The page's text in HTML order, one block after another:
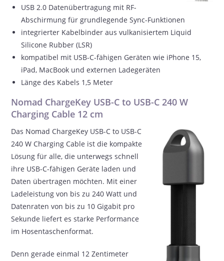
USB 2.0 Datenübertragung mit RF-
Abschirmung für grundlegende Sync-Funktionen
integrierter Kabelbinder aus vulkanisiertem Liquid
Silicone Rubber (LSR)
kompatibel mit USB-C-fähigen Geräten wie iPhone 15,
iPad, MacBook und externen Ladegeräten
Länge des Kabels 1,5 Meter
Nomad ChargeKey USB-C to USB-C 240 W
Charging Cable 12 cm
Das Nomad ChargeKey USB-C to USB-C
240 W Charging Cable ist die kompakte
Lösung für alle, die unterwegs schnell
ihre USB-C-fähigen Geräte laden und
Daten übertragen möchten. Mit einer
Ladeleistung von bis zu 240 Watt und
Datenraten von bis zu 10 Gigabit pro
Sekunde liefert es starke Performance
im Hosentaschenformat.
Denn gerade einmal 12 Zentimeter